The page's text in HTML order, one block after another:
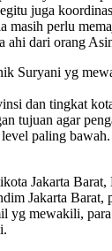
juga
masih perlu
ahi dari orang
Suryani yg
dan tingkat
tujuan agar
paling
Jakarta Barat,
Jakarta Barat,
yg mewakili,